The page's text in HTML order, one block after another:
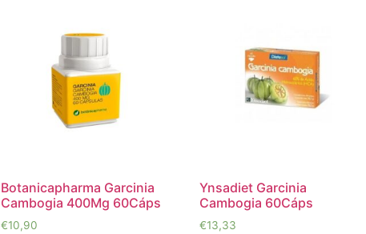
Botanicapharma Garcinia
Cambogia 400Mg 60Cáps
€10,90
Ynsadiet Garcinia
Cambogia 60Cáps
€13,33